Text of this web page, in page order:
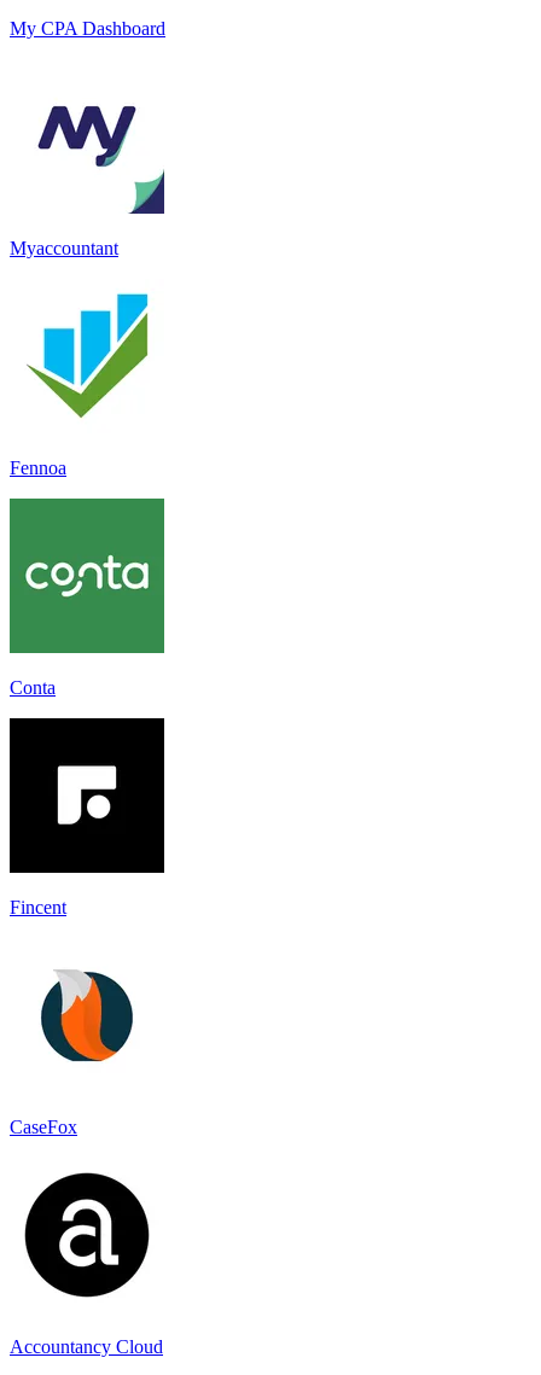
My CPA Dashboard
Myaccountant
Fennoa
Conta
Fincent
CaseFox
Accountancy Cloud